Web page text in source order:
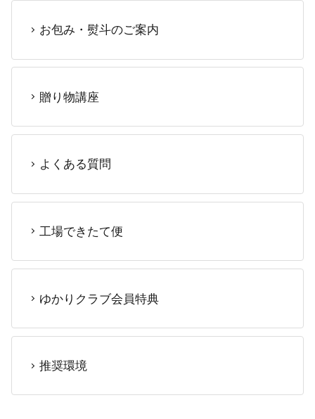
お包み・熨斗のご案内
贈り物講座
よくある質問
工場できたて便
ゆかりクラブ会員特典
推奨環境